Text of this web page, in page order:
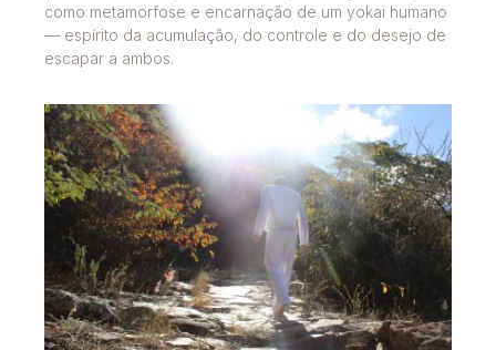
como metamorfose e encarnação de um yokai humano
— espírito da acumulação, do controle e do desejo de
escapar a ambos.